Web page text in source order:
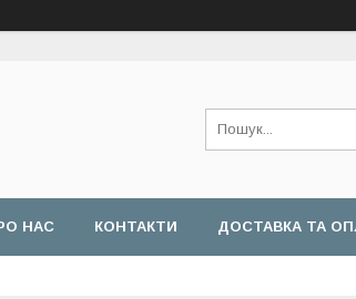
НАС КОНТАКТИ ДОСТАВКА ТА